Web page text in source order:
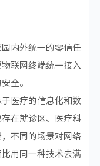
内外统一的零信任
联网终端统一接入
全。
医疗的信息化和数
在就诊区、医疗科
不同的场景对网络
用同一种技术去满